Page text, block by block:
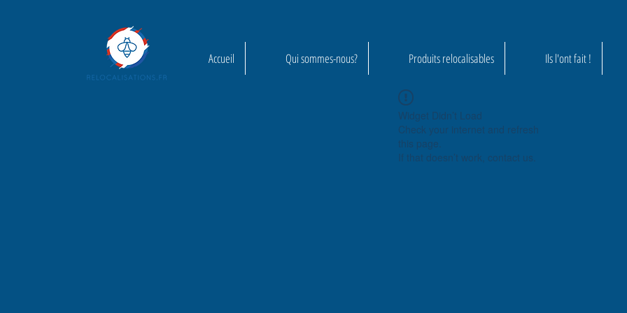
Accueil Qui sommes-nous? Produits relocalisables Ils l'ont fait !
Widget Didn’t Load
Check your internet and refresh
this page.
If that doesn’t work, contact us.